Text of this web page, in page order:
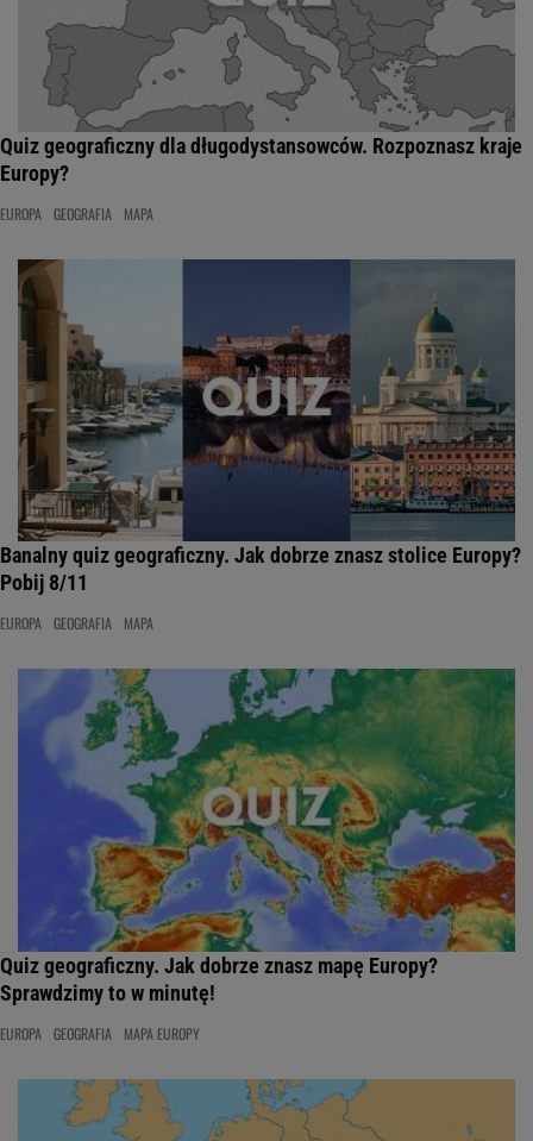
Quiz geograficzny dla długodystansowców. Rozpoznasz kraje
Europy?
EUROPA GEOGRAFIA MAPA
Banalny quiz geograficzny. Jak dobrze znasz stolice Europy?
Pobij 8/11
EUROPA GEOGRAFIA MAPA
Quiz geograficzny. Jak dobrze znasz mapę Europy?
Sprawdzimy to w minutę!
EUROPA GEOGRAFIA MAPA EUROPY